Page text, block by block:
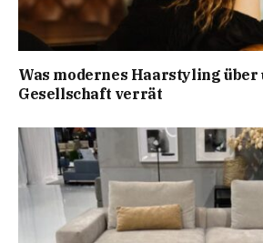
Was modernes Haarstyling über
Gesellschaft verrät